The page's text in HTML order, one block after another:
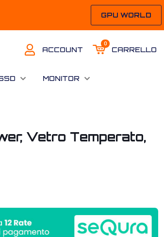
GPU WORLD
ACCOUNT
0
CARRELLO
MONITOR
Vetro Temperato,